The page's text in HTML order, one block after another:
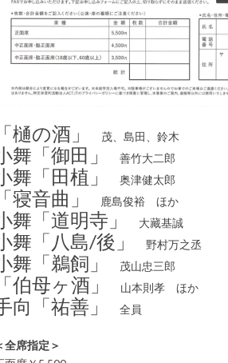
「樋の酒」 茂、島田、鈴木
舞「御田」 善竹大二郎
舞「田植」 奥津健太郎
「寝音曲」 鹿島俊裕 ほか
舞「道明寺」 大藏基誠
舞「八島/後」 野村万之丞
舞「鵜飼」 茂山忠三郎
「伯母ヶ酒」 山本則孝 ほか
向「祐善」 全員
全席指定＞